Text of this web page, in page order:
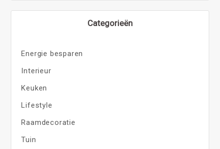
Categorieën
Energie besparen
Interieur
Keuken
Lifestyle
Raamdecoratie
Tuin